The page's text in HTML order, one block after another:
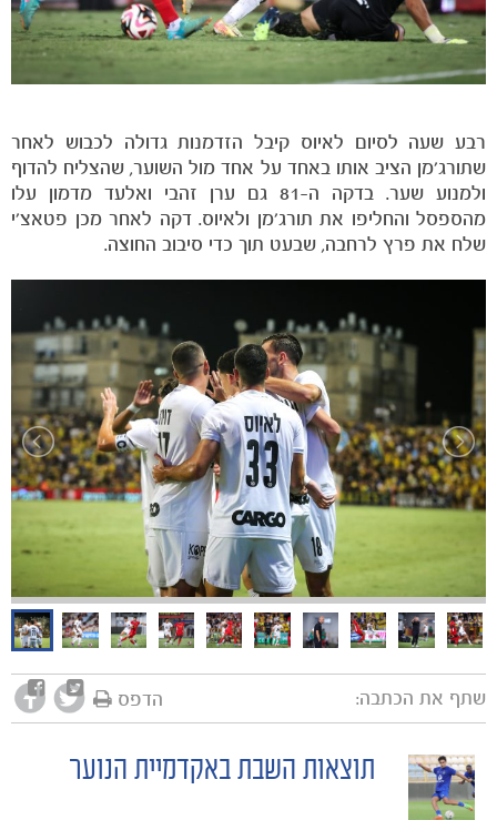
מכבי TV
רבע שעה לסיום לאיוס קיבל הזדמנות גדולה לכבוש לאחר
שתורג'מן הציב אותו באחד על אחד מול השוער, שהצליח להדוף
ולמנוע שער. בדקה ה-81 גם ערן זהבי ואלעד מדמון עלו
מהספסל והחליפו את תורג'מן ולאיוס. דקה לאחר מכן פטאצ'י
שלח את פרץ לרחבה, שבעט תוך כדי סיבוב החוצה.
שתף את הכתבה: הדפס
POST
תוצאות השבת באקדמיית הנוער